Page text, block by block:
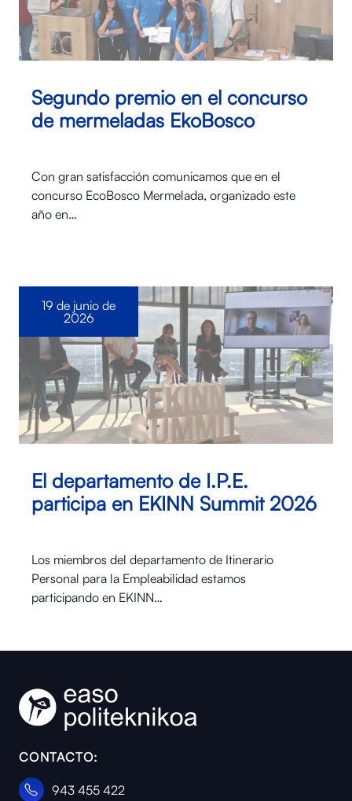
Segundo premio en el concurso
de mermeladas EkoBosco
Con gran satisfacción comunicamos que en el
concurso EcoBosco Mermelada, organizado este
año en…
El departamento de I.P.E.
participa en EKINN Summit 2026
Los miembros del departamento de Itinerario
Personal para la Empleabilidad estamos
participando en EKINN…
19 de junio de
2026
CONTACTO:
943 455 422